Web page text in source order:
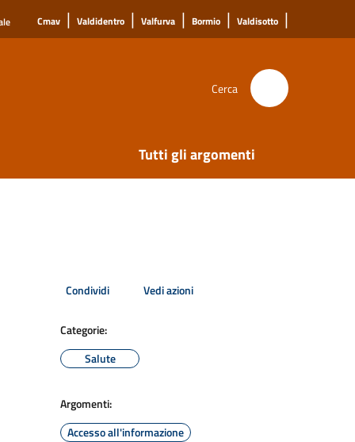
Cmav | Valdidentro | Valfurva | Bormio | Valdisotto |
Cerca
Tutti gli argomenti
Condividi Vedi azioni
Categorie:
Salute
Argomenti:
Accesso all'informazione